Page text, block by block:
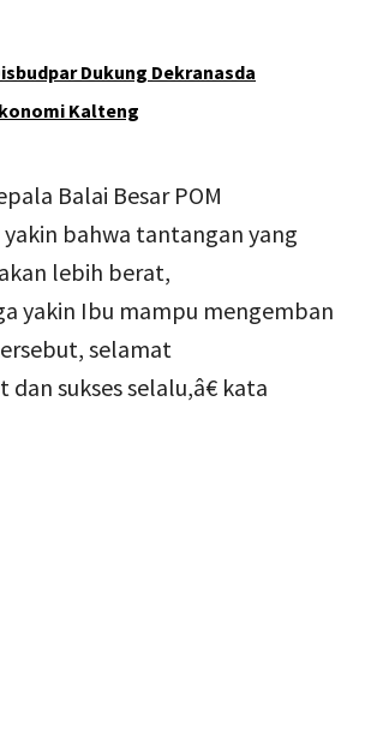
Dukung Dekranasda
Kalteng
Balai Besar POM
yakin bahwa tantangan yang
lebih berat,
yakin Ibu mampu mengemban
selamat
sukses selalu,â€ kata